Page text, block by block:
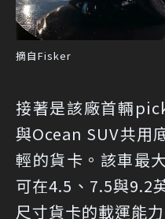
摘自Fisker
接著是該廠首輛
與Ocean SUV共用
輕的貨卡。該車最
可在4.5、7.5與9.2
尺寸貨卡的載運能力